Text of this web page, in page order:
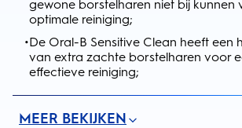
gewone borstelharen niet bij kunnen
optimale reiniging;
•De Oral-B Sensitive Clean heeft een
van extra zachte borstelharen voor
effectieve reiniging;
MEER BEKIJKEN